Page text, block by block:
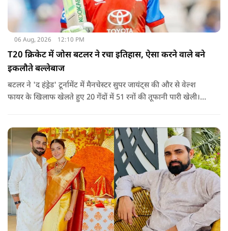
06 Aug, 2026 12:10 PM
T20 क्रिकेट में जोस बटलर ने रचा इतिहास, ऐसा करने वाले बने
इकलौते बल्लेबाज
बटलर ने 'द हंड्रेड' टूर्नामेंट में मैनचेस्टर सुपर जायंट्स की और से वेल्श
फायर के खिलाफ खेलते हुए 20 गेंदों में 51 रनों की तूफानी पारी खेली।